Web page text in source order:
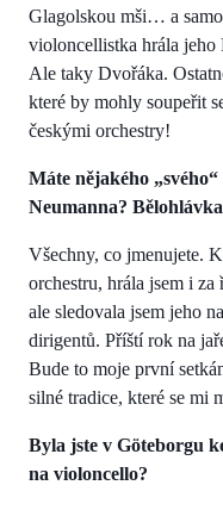
Glagolskou mši… a
violoncellistka hrála jeho
Ale taky Dvořáka.
které by mohly soupeřit
českými orchestry!
Máte nějakého
Neumanna?
Všechny, co jmenujete.
orchestru, hrála jsem i
ale sledovala jsem jeho
dirigentů. Příští rok na
Bude to moje první
silné tradice, které se mi
Byla jste v Göteborgu
na violoncello?